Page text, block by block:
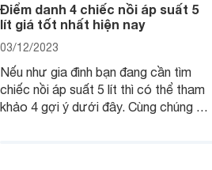
Điểm danh 4 chiếc nồi áp suất 5
lít giá tốt nhất hiện nay
03/12/2023
Nếu như gia đình bạn đang cần tìm
chiếc nồi áp suất 5 lít thì có thể tham
khảo 4 gợi ý dưới đây. Cùng chúng tôi